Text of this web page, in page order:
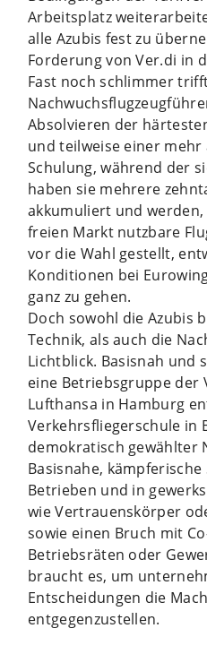
Arbeitsplatz
alle Azubis fest zu
Forderung von Ver.di in
Fast noch schlimmer
Absolvieren der
und teilweise einer
Schulung, während der
haben sie mehrere
akkumuliert und
freien Markt nutzbare
vor die Wahl gestellt,
Konditionen bei
ganz zu gehen.
Doch sowohl die Azubis
Technik, als auch die
Lichtblick. Basisnah und
eine Betriebsgruppe der
Lufthansa in Hamburg
Verkehrsfliegerschule in
demokratisch gewählter
Basisnahe,
Betrieben und in
wie Vertrauenskörper
sowie einen Bruch mit
Betriebsräten oder
braucht es, um
Entscheidungen die
entgegenzustellen.